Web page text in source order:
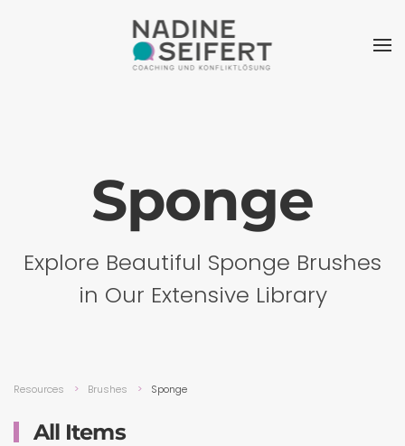
Sponge
Explore Beautiful Sponge Brushes
in Our Extensive Library
Resources Brushes Sponge
All Items